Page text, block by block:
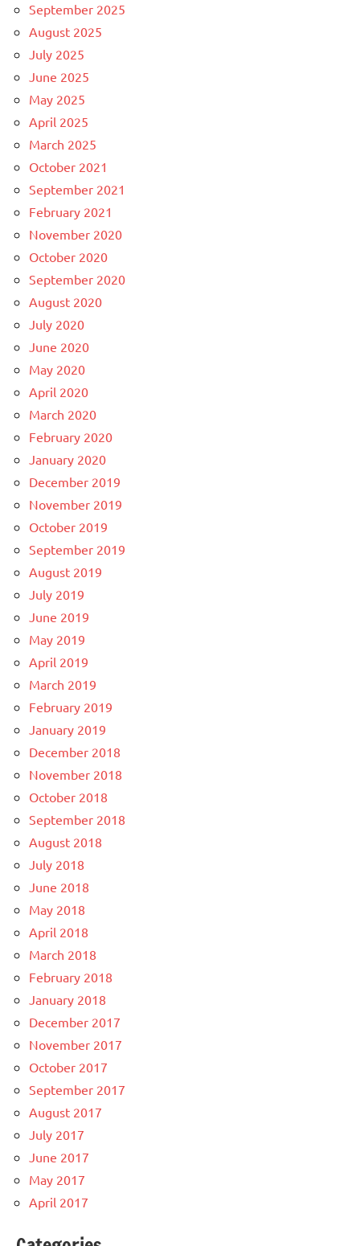
September 2025
August 2025
July 2025
June 2025
May 2025
April 2025
March 2025
October 2021
September 2021
February 2021
November 2020
October 2020
September 2020
August 2020
July 2020
June 2020
May 2020
April 2020
March 2020
February 2020
January 2020
December 2019
November 2019
October 2019
September 2019
August 2019
July 2019
June 2019
May 2019
April 2019
March 2019
February 2019
January 2019
December 2018
November 2018
October 2018
September 2018
August 2018
July 2018
June 2018
May 2018
April 2018
March 2018
February 2018
January 2018
December 2017
November 2017
October 2017
September 2017
August 2017
July 2017
June 2017
May 2017
April 2017